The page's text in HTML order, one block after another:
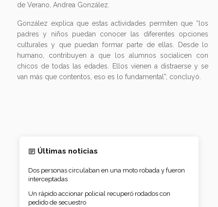
de Verano, Andrea González.
González explica que estas actividades permiten que “los
padres y niños puedan conocer las diferentes opciones
culturales y que puedan formar parte de ellas. Desde lo
humano, contribuyen a que los alumnos socialicen con
chicos de todas las edades. Ellos vienen a distraerse y se
van más que contentos, eso es lo fundamental”, concluyó.
Últimas noticias
Dos personas circulaban en una moto robada y fueron
interceptadas
Un rápido accionar policial recuperó rodados con
pedido de secuestro